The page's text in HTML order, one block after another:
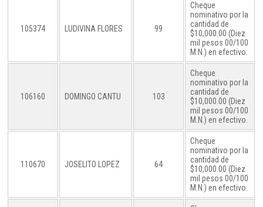
105374 LUDIVINA FLORES 99
Cheque
nominativo por la
cantidad de
$10,000.00 (Diez
mil pesos 00/100
M.N.) en efectivo.
106160 DOMINGO CANTU 103
Cheque
nominativo por la
cantidad de
$10,000.00 (Diez
mil pesos 00/100
M.N.) en efectivo.
110670 JOSELITO LOPEZ 64
Cheque
nominativo por la
cantidad de
$10,000.00 (Diez
mil pesos 00/100
M.N.) en efectivo.